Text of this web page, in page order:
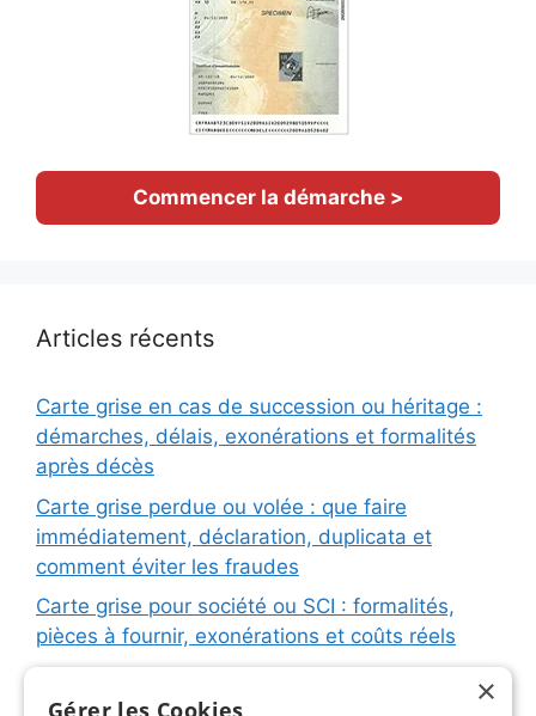
Commencer la démarche >
Articles récents
Carte grise en cas de succession ou héritage :
démarches, délais, exonérations et formalités
après décès
Carte grise perdue ou volée : que faire
immédiatement, déclaration, duplicata et
comment éviter les fraudes
Carte grise pour société ou SCI : formalités,
pièces à fournir, exonérations et coûts réels
immatriculation, fiche d’identification, plaques ×
Gérer les Cookies